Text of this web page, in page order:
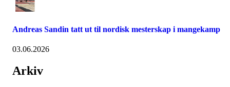
Andreas Sandin tatt ut til nordisk mesterskap i mangekamp
03.06.2026
Arkiv